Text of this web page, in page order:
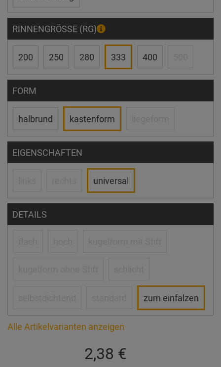
RINNENGRÖSSE (RG)
200 250 280 333 400
FORM
halbrund kastenform
EIGENSCHAFTEN
universal
DETAILS
zum einfalzen
Alle Artikelvarianten anzeigen
2,38 €